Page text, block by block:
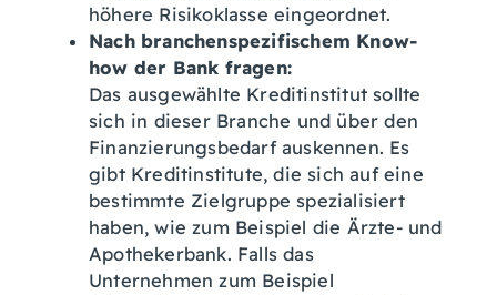
höhere Risikoklasse eingeordnet.
Nach branchenspezifischem Know-
how der Bank fragen:
Das ausgewählte Kreditinstitut sollte
sich in dieser Branche und über den
Finanzierungsbedarf auskennen. Es
gibt Kreditinstitute, die sich auf eine
bestimmte Zielgruppe spezialisiert
haben, wie zum Beispiel die Ärzte- und
Apothekerbank. Falls das
Unternehmen zum Beispiel